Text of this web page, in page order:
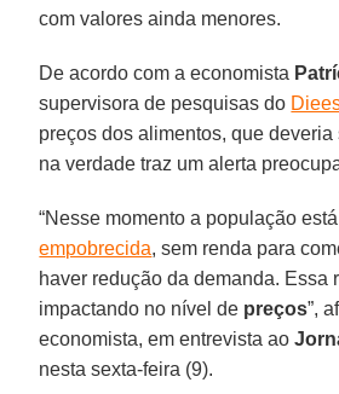
com valores ainda menores.
De acordo com a economista
supervisora de pesquisas do
preços dos alimentos, que deveria
na verdade traz um alerta
“Nesse momento a população
empobrecida, sem renda para
haver redução da demanda. Essa
impactando no nível de preços”,
economista, em entrevista ao
nesta sexta-feira (9).